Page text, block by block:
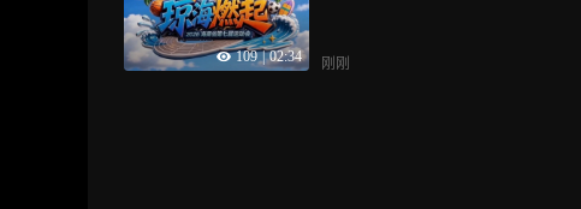
109 | 02:34 刚刚